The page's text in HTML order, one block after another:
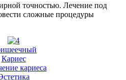
точностью. Лечение под
сложные процедуры
Кариес